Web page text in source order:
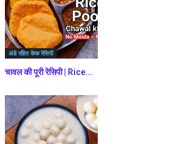
अंडे रहित केक रेसिपी
चावल की पूरी रेसिपी | Rice...